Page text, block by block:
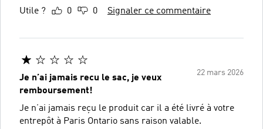
Utile ? 0 0 Signaler ce commentaire
22 mars 2026
Je n’ai jamais recu le sac, je veux
remboursement!
Je n’ai jamais reçu le produit car il a été livré à votre
entrepôt à Paris Ontario sans raison valable.